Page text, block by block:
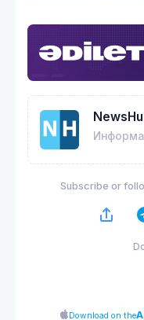
Subscribe or
Download on the